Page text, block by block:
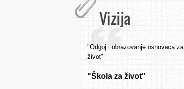
Vizija
"Odgoj i obrazovanje osnovaca za
život"
"Škola za život"